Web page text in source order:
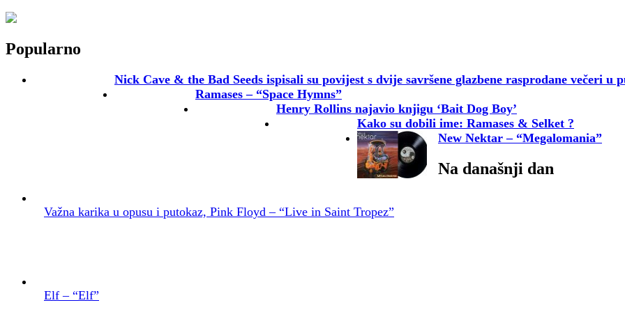
Popularno
Nick Cave & the Bad Seeds ispisali su povijest s dvije savršene glazbene rasprodane večeri u
Ramases – “Space Hymns”
Henry Rollins najavio knjigu ‘Bait Dog Boy’
Kako su dobili ime: Ramases & Selket ?
New Nektar – “Megalomania”
Na današnji dan
Važna karika u opusu i putokaz, Pink Floyd – “Live in Saint Tropez”
Elf – “Elf”